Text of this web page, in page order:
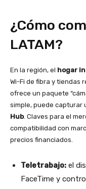
¿Cómo
LATAM?
En la región, el hogar
Wi-Fi de fibra y tiendas
ofrece un paquete
simple, puede capturar
Hub. Claves para el
compatibilidad con
precios financiados.
Teletrabajo: el
FaceTime y